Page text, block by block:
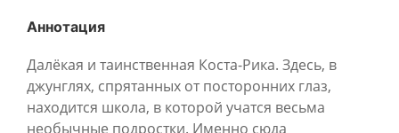
Аннотация
Далёкая и таинственная Коста-Рика. Здесь, в
джунглях, спрятанных от посторонних глаз,
находится школа, в которой учатся весьма
необычные подростки. Именно сюда